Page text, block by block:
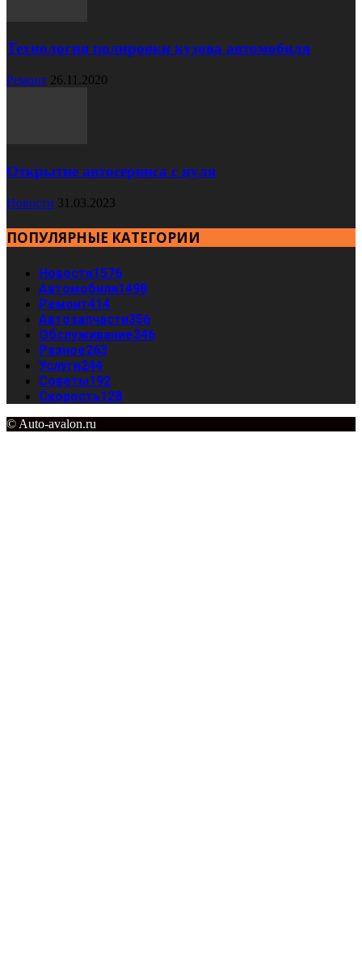
Технология полировки кузова автомобиля
Ремонт 26.11.2020
Открытие автосервиса с нуля
Новости 31.03.2023
ПОПУЛЯРНЫЕ КАТЕГОРИИ
Новости1576
Автомобили1498
Ремонт414
Автозапчасти356
Обслуживание346
Разное263
Услуги244
Советы192
Скорость128
© Auto-avalon.ru